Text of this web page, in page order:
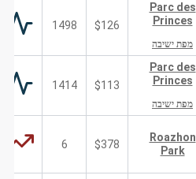
Parc des
Princes
מפת ישיבה
$126
1498
Parc des
Princes
מפת ישיבה
$113
1414
Roazhon
Park
$378
6